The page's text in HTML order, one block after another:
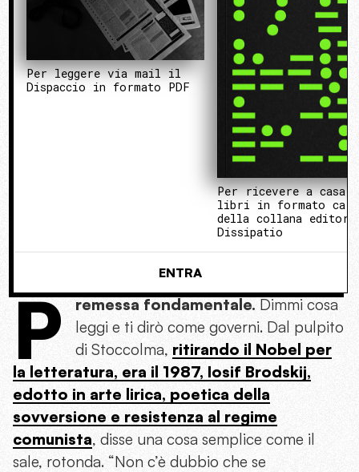
Per leggere via mail il
Dispaccio in formato PDF
Per ricevere a casa i
libri in formato
della collana
Dissipatio
ENTRA
P remessa fondamentale. Dimmi cosa
leggi e ti dirò come governi. Dal pulpito
di Stoccolma, ritirando il Nobel per
la letteratura, era il 1987, Iosif Brodskij,
edotto in arte lirica, poetica della
sovversione e resistenza al regime
comunista, disse una cosa semplice come il
sale, rotonda. “Non c’è dubbio che se